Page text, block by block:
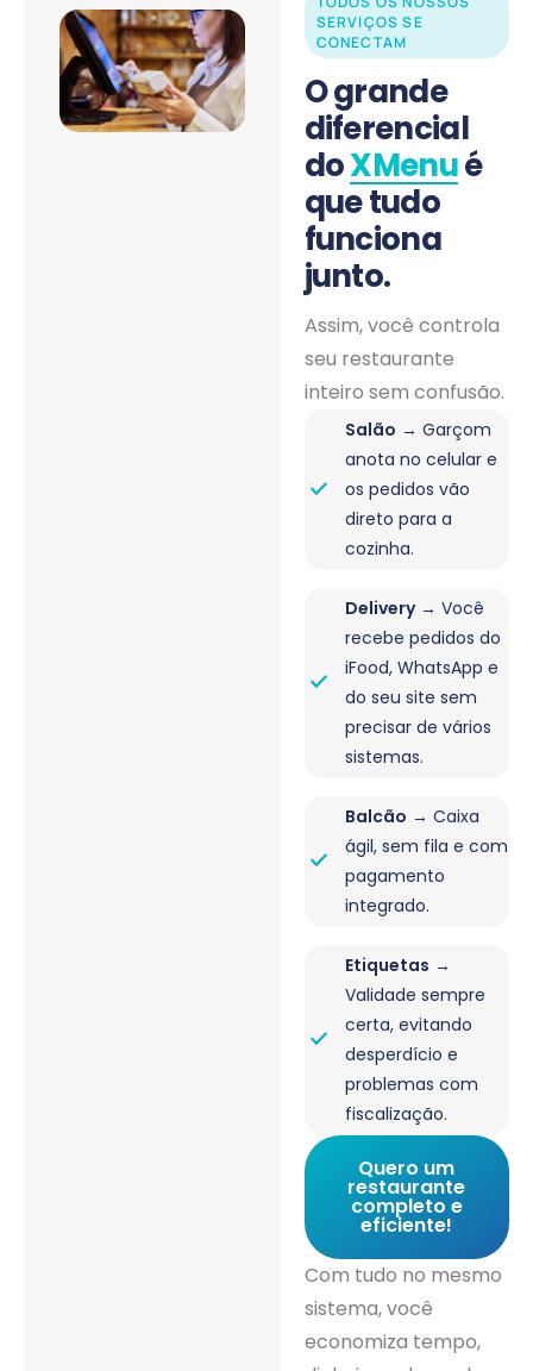
SERVIÇOS SE
CONECTAM
O grande
diferencial
doXMenué
que tudo
funciona
junto.
Assim, você controla
seu restaurante
inteiro sem confusão.
Salão → Garçom
anota no celular e
os pedidos vão
direto para a
cozinha.
Delivery→ Você
recebe pedidos do
iFood, WhatsApp e
do seu site sem
precisar de vários
sistemas.
Balcão → Caixa
ágil, sem fila e com
pagamento
integrado.
Etiquetas →
Validade sempre
certa, evitando
desperdício e
problemas com
fiscalização.
Quero um
restaurante
completo e
eficiente!
Com tudo no mesmo
sistema, você
economiza tempo,